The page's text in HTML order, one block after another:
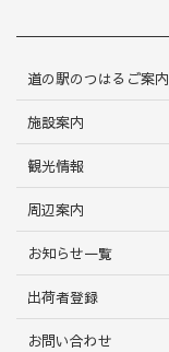
道の駅のつはるご案内
施設案内
観光情報
周辺案内
お知らせ一覧
出荷者登録
お問い合わせ